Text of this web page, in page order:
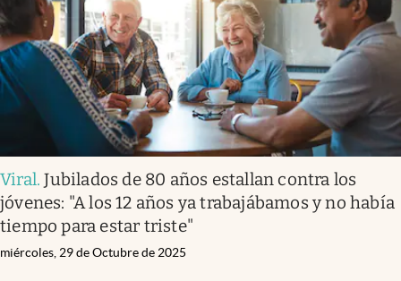
Viral.Jubilados de 80 años estallan contra los
jóvenes: "A los 12 años ya trabajábamos y no había
tiempo para estar triste"
miércoles, 29 de Octubre de 2025